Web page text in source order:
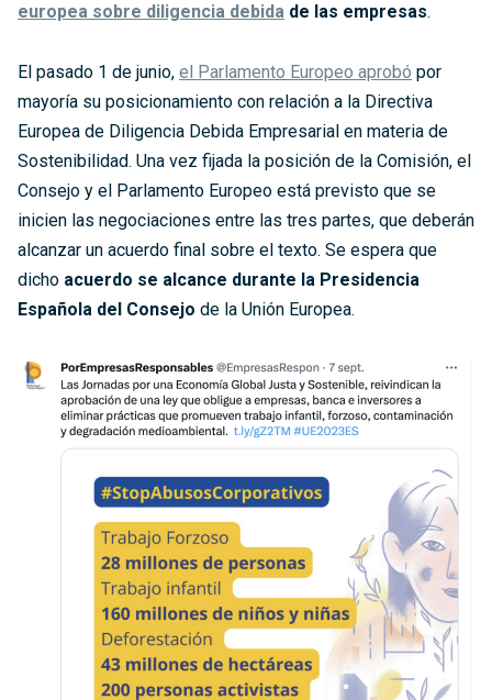
europea sobre diligencia debida de las empresas.
El pasado 1 de junio, el Parlamento Europeo aprobó por
mayoría su posicionamiento con relación a la Directiva
Europea de Diligencia Debida Empresarial en materia de
Sostenibilidad. Una vez fijada la posición de la Comisión, el
Consejo y el Parlamento Europeo está previsto que se
inicien las negociaciones entre las tres partes, que deberán
alcanzar un acuerdo final sobre el texto. Se espera que
dicho acuerdo se alcance durante la Presidencia
Española del Consejo de la Unión Europea.